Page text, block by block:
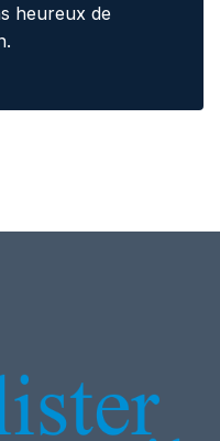
heureux de